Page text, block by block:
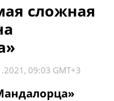
сложная
09:03 GMT+3